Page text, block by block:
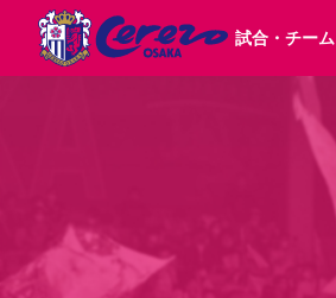
試合・チーム
歴代所属選手
販売スケジュール
特定興行入場券
初めて観戦ガイド キッズ向
ビジターサポーター観戦ガイド
シーズン記録
セレ
Lise（ライセンスビジネス）
招待券引換
チケ